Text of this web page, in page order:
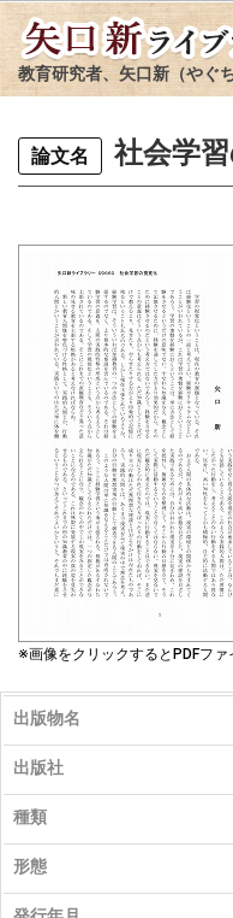
教育研究者、矢口新（やぐ
論文名 社会学
※画像をクリックするとPDFファ
出版物名
出版社
種類
形態